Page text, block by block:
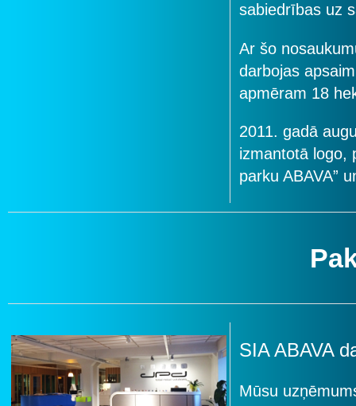
sabiedrības uz
Ar šo
darbojas
apmēram 18
2011. gadā
izmantotā logo,
parku ABAVA”
SIA ABAVA
Mūsu